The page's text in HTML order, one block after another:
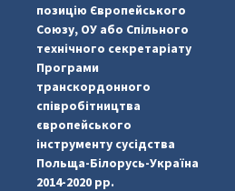
#PipIvanToday
позицію Європейського
Союзу, ОУ або Спільного
технічного секретаріату
Програми
транскордонного
співробітництва
європейського
інструменту сусідства
Польща-Білорусь-Україна
2014-2020 рр.